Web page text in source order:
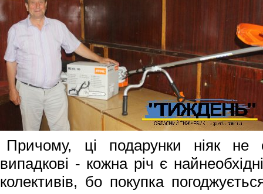
Причому, ці подарунки ніяк не
випадкові - кожна річ є
колективів, бо покупка